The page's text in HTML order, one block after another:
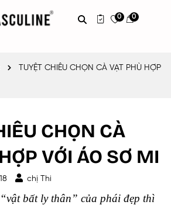
0 0
TUYỆT CHIÊU CHỌN CÀ VẠT PHÙ HỢP
CHỌN CÀ
VỚI ÁO SƠ MI
chị Thi
bất ly thân” của phái đẹp thì